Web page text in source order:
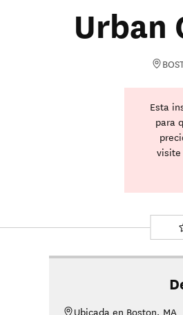
Urban
Esta
para
visite
Ubicada en Boston, MA